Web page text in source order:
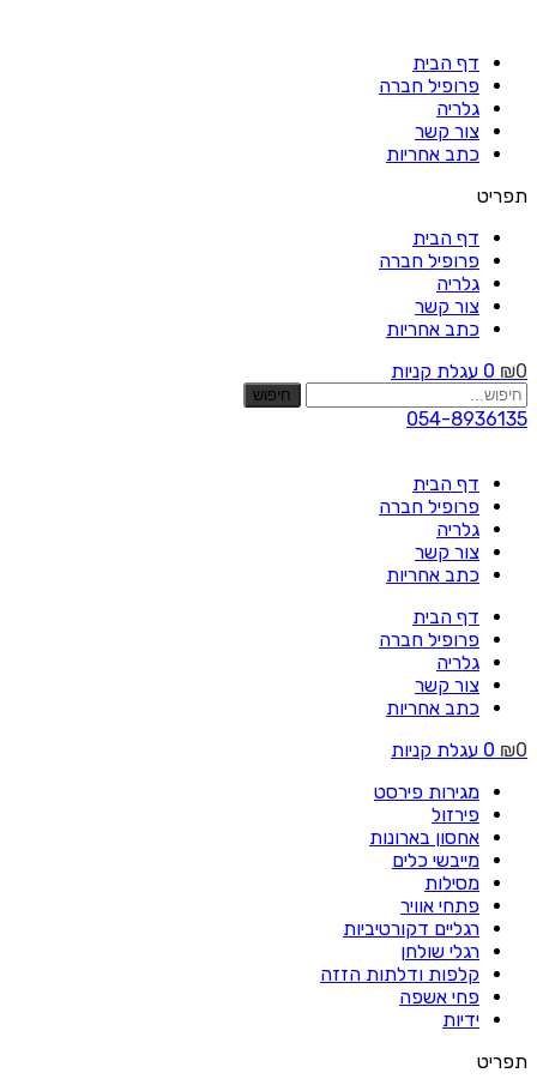
contentדף הבית
פרופיל חברה
גלריה
צור קשר
כתב אחריות
תפריט
דף הבית
פרופיל חברה
גלריה
צור קשר
כתב אחריות
₪0
0 עגלת קניות
חיפוש
054-8936135
דף הבית
פרופיל חברה
גלריה
צור קשר
כתב אחריות
דף הבית
פרופיל חברה
גלריה
צור קשר
כתב אחריות
₪0
0 עגלת קניות
מגירות פירסט
פירזול
אחסון בארונות
מייבשי כלים
מסילות
פתחי אוויר
רגליים דקורטיביות
רגלי שולחן
קלפות ודלתות הזזה
פחי אשפה
ידיות
תפריט